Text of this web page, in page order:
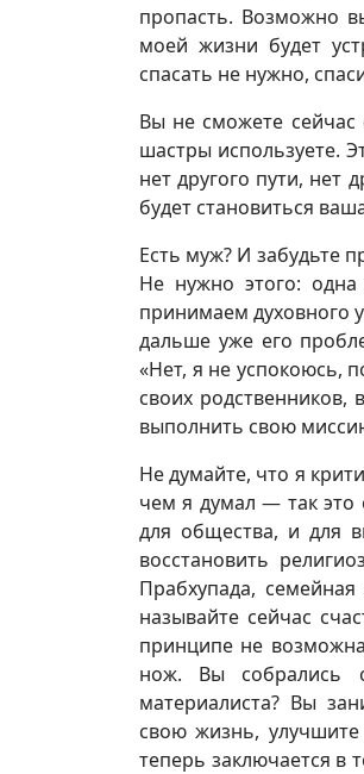
пропасть. Возможно
моей жизни будет
спасать не нужно,
Вы не сможете сейчас
шастры используете.
нет другого пути, нет
будет становиться
Есть муж? И забудьте
Не нужно этого:
принимаем духовного
дальше уже его
«Нет, я не успокоюсь,
своих родственников,
выполнить свою
Не думайте, что я
чем я думал — так
для общества, и для
восстановить
Прабхупада,
называйте сейчас
принципе не
нож. Вы собрались
материалиста? Вы
свою жизнь,
теперь заключается в